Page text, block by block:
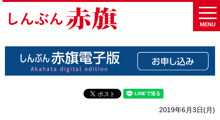
MENU
2019年6月3日(月)